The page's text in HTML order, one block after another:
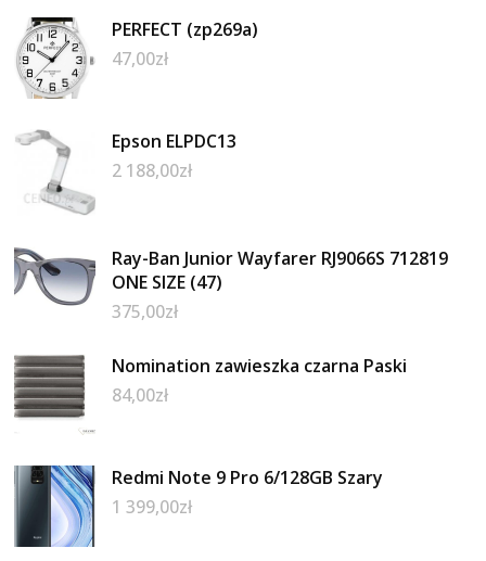
PERFECT (zp269a)
47,00zł
Epson ELPDC13
2 188,00zł
Ray-Ban Junior Wayfarer RJ9066S 712819
ONE SIZE (47)
375,00zł
Nomination zawieszka czarna Paski
84,00zł
Redmi Note 9 Pro 6/128GB Szary
1 399,00zł